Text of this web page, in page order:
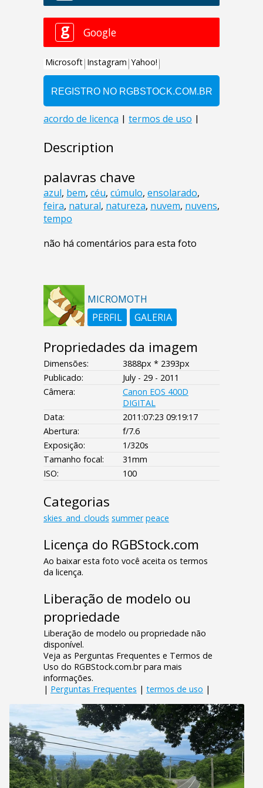
Description
palavras chave
azul, bem, céu, cúmulo, ensolarado,
feira, natural, natureza, nuvem, nuvens,
tempo
não há comentários para esta foto
MICROMOTH
PERFIL
GALERIA
Propriedades da imagem
Dimensões:
3888px * 2393px
Publicado:
July - 29 - 2011
Câmera:
Canon EOS 400D
DIGITAL
Data:
2011:07:23 09:19:17
Abertura:
f/7.6
Exposição:
1/320s
Tamanho focal:
31mm
ISO:
100
Categorias
skies_and_clouds summer peace
Licença do RGBStock.com
Ao baixar esta foto você aceita os termos
da licença.
Liberação de modelo ou
propriedade
Liberação de modelo ou propriedade não
disponível.
Veja as Perguntas Frequentes e Termos de
Uso do RGBStock.com.br para mais
informações.
| Perguntas Frequentes | termos de uso |